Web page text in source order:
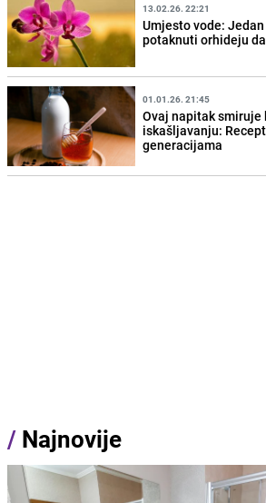
13.02.26. 22:21
Umjesto vode:
potaknuti orhideju
01.01.26. 21:45
Ovaj napitak smiruje
iskašljavanju:
generacijama
/ Najnovije